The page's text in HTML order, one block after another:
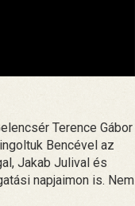
Terence Gábor
Bencével az
Jakab Julival és
napjaimon is. Nem